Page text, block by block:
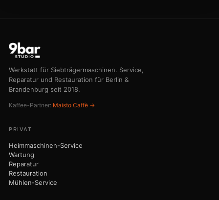
Kaufberatung
Team-Training ↗
Notruf 030 75 43 73 44
Kurs bei dir zuhause
Firmenevents
Barista-Wissen
Gutschein
STUDIO